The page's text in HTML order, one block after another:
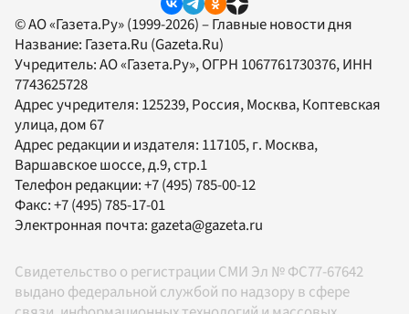
© АО «Газета.Ру» (1999-2026) – Главные новости дня
Название: Газета.Ru (Gazeta.Ru)
Учредитель:АО «Газета.Ру», ОГРН 1067761730376, ИНН
7743625728
Адрес учредителя: 125239, Россия, Москва, Коптевская
улица, дом 67
Адрес редакции и издателя: 117105, г. Москва,
Варшавское шоссе, д.9, стр.1
Телефон редакции:+7 (495) 785-00-12
Факс:+7 (495) 785-17-01
Электронная почта:gazeta@gazeta.ru
Свидетельство о регистрации СМИ Эл № ФС77-67642
выдано федеральной службой по надзору в сфере